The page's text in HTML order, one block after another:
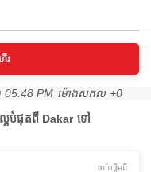
រ
05:48 PM ម៉ោង​សកល +0
អបំផុតពី Dakar ទៅ
ចាប់ផ្ដើមពី